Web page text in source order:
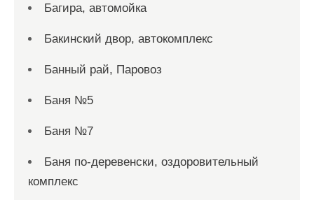
Багира, автомойка
Бакинский двор, автокомплекс
Банный рай, Паровоз
Баня №5
Баня №7
Баня по-деревенски, оздоровительный
комплекс